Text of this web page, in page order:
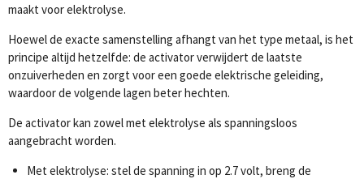
maakt voor elektrolyse.
Hoewel de exacte samenstelling afhangt van het type metaal, is het
principe altijd hetzelfde: de activator verwijdert de laatste
onzuiverheden en zorgt voor een goede elektrische geleiding,
waardoor de volgende lagen beter hechten.
De activator kan zowel met elektrolyse als spanningsloos
aangebracht worden.
Met elektrolyse: stel de spanning in op 2.7 volt, breng de